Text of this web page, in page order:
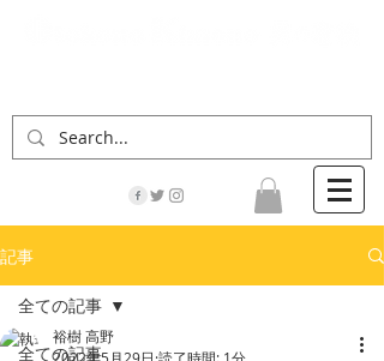
記事
全ての記事
全ての記事
裕樹 高野